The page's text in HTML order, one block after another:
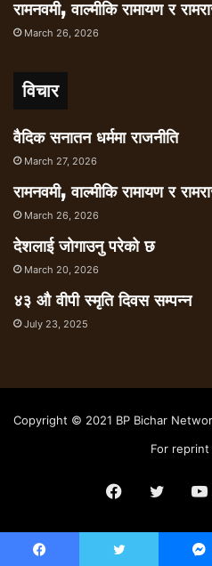
रामनवमी, वाल्मीकि रामायण र
March 26, 2026
विचार
वैदिक सनातन धर्ममा राजनीति
March 27, 2026
रामनवमी, वाल्मीकि रामायण र
March 26, 2026
देशलाई जोगाउनु परेको छ
March 20, 2026
४३ औ वीपी स्मृति दिवस सम्पन्न
July 23, 2025
Copyright © 2021 BP Bichar
For
Facebook
Twitter